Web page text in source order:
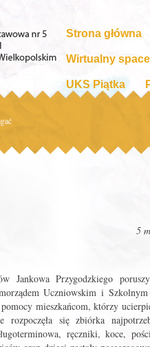
Strona główna
Wirtualny
UKS Piątka
5
warte
Jankowa Przygodzkiego
Uczniowskim i Szkolnym
mieszkańcom, którzy
się zbiórka
ręczniki, koce,